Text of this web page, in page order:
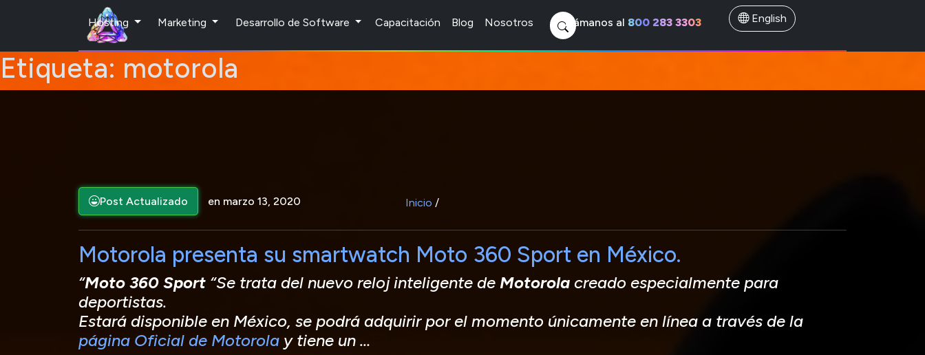
Hosting Marketing Desarrollo de Software Capacitación Blog Nosotros Llámanos al 800 283 3303 English
Etiqueta: motorola
Post Actualizado en marzo 13, 2020 Inicio /
Motorola presenta su smartwatch Moto 360 Sport en México.
“Moto 360 Sport “Se trata del nuevo reloj inteligente de Motorola creado especialmente para
deportistas.
Estará disponible en México, se podrá adquirir por el momento únicamente en línea a través de la
página Oficial de Motorola y tiene un …